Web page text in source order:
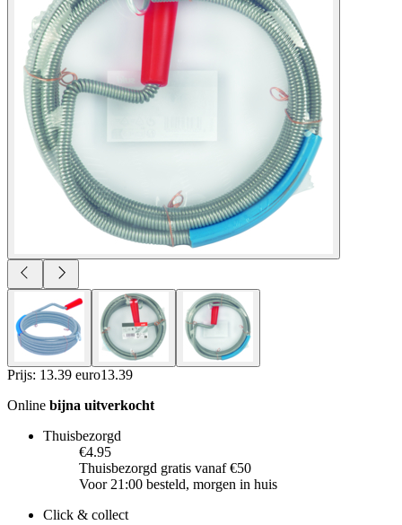
Prijs: 13.39 euro13.39
Online bijna uitverkocht
Thuisbezorgd
€4.95
Thuisbezorgd gratis vanaf €50
Voor 21:00 besteld, morgen in huis
Click & collect